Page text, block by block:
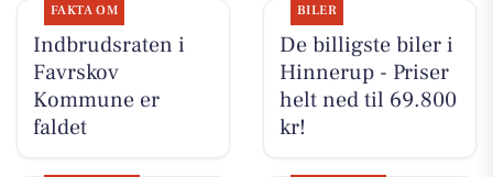
FAKTA OM
Indbrudsraten i
Favrskov
Kommune er
faldet
BILER
De billigste biler i
Hinnerup - Priser
helt ned til 69.800
kr!